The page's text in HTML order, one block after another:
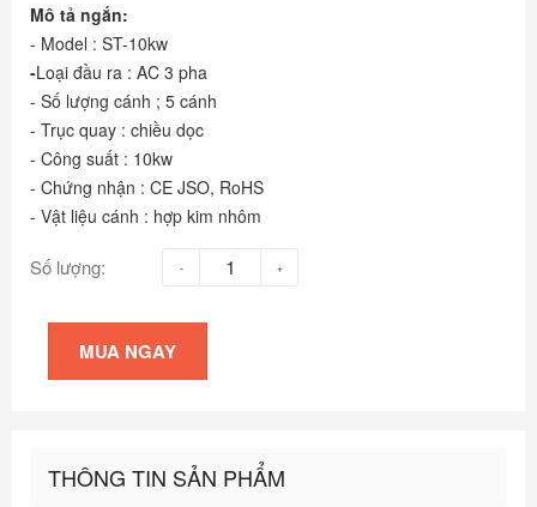
Mô tả ngắn:
- Model : ST-10kw
-Loại đầu ra : AC 3 pha
- Số lượng cánh ; 5 cánh
- Trục quay : chiều dọc
- Công suất : 10kw
- Chứng nhận : CE JSO, RoHS
- Vật liệu cánh : hợp kim nhôm
Số lượng:
MUA NGAY
THÔNG TIN SẢN PHẨM